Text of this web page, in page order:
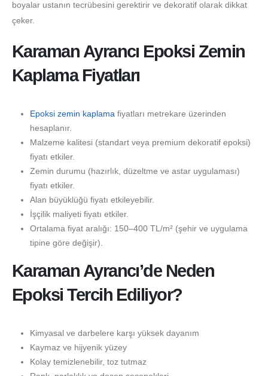
boyalar ustanın tecrübesini gerektirir ve dekoratif olarak dikkat
çeker.
Karaman Ayrancı Epoksi Zemin
Kaplama Fiyatları
Epoksi zemin kaplama fiyatları metrekare üzerinden
hesaplanır.
Malzeme kalitesi (standart veya premium dekoratif epoksi)
fiyatı etkiler.
Zemin durumu (hazırlık, düzeltme ve astar uygulaması)
fiyatı etkiler.
Alan büyüklüğü fiyatı etkileyebilir.
İşçilik maliyeti fiyatı etkiler.
Ortalama fiyat aralığı: 150–400 TL/m² (şehir ve uygulama
tipine göre değişir).
Karaman Ayrancı’de Neden
Epoksi Tercih Ediliyor?
Kimyasal ve darbelere karşı yüksek dayanım
Kaymaz ve hijyenik yüzey
Kolay temizlenebilir, toz tutmaz